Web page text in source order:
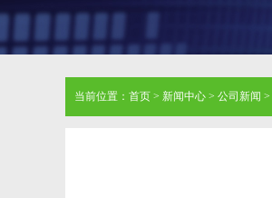
当前位置： 首页 > 新闻中心 > 公司新闻 >